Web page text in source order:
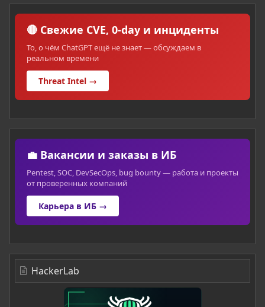
🔴 Свежие CVE, 0-day и инциденты
То, о чём ChatGPT ещё не знает — обсуждаем в
реальном времени
Threat Intel →
💼 Вакансии и заказы в ИБ
Pentest, SOC, DevSecOps, bug bounty — работа и проекты
от проверенных компаний
Карьера в ИБ →
HackerLab